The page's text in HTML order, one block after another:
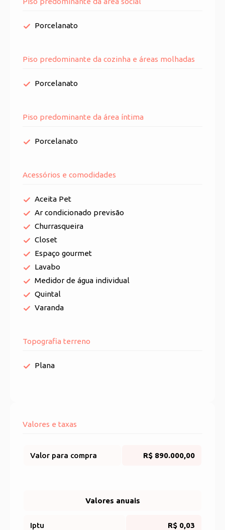
Porcelanato
Piso predominante da cozinha e áreas molhadas
Porcelanato
Piso predominante da área íntima
Porcelanato
Acessórios e comodidades
Aceita Pet
Ar condicionado previsão
Churrasqueira
Closet
Espaço gourmet
Lavabo
Medidor de água individual
Quintal
Varanda
Topografia terreno
Plana
Valores e taxas
Valor para compra R$ 890.000,00
Valores anuais
Iptu R$ 0,03